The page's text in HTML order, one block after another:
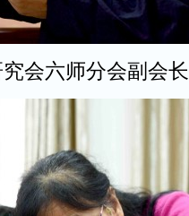
会六师分会副会